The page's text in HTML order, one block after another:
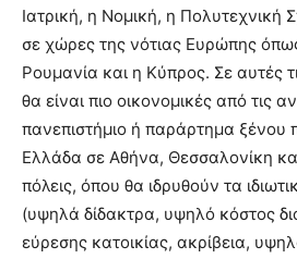
Ιατρική, η Νομική, η Πολυτεχνική
σε χώρες της νότιας Ευρώπης
Ρουμανία και η Κύπρος. Σε αυτές
θα είναι πιο οικονομικές από τις
πανεπιστήμιο ή παράρτημα ξένου
Ελλάδα σε Αθήνα, Θεσσαλονίκη
πόλεις, όπου θα ιδρυθούν τα
(υψηλά δίδακτρα, υψηλό κόστος
εύρεσης κατοικίας, ακρίβεια,